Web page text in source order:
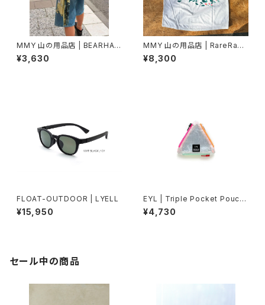
MMY 山の用品店 | BEARHAN
D | Illustrated Tenugui 特岡
(1)
¥3,630
MMY 山の用品店 | RareRage
Illustrated T-Shirt
¥8,300
FLOAT-OUTDOOR | LYELL
¥15,950
EYL | Triple Pocket Pouch
【COIN】DCFH
¥4,730
セール中の商品